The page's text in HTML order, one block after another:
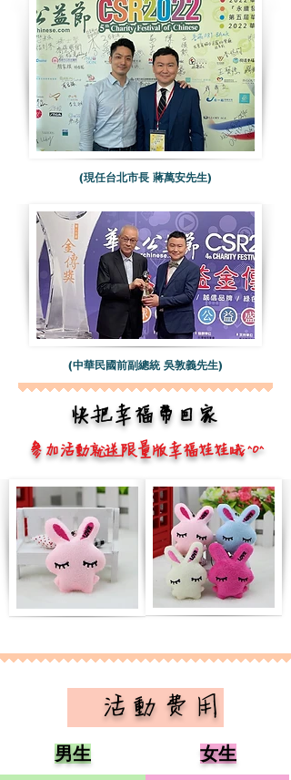
男生 女生
​ 活動費用
快把幸福帶回家
參加活動就送限量版幸福娃娃哦 ^O^
(現任台北市長 蔣萬安先生)
(中華民國前副總統 吳敦義先生)